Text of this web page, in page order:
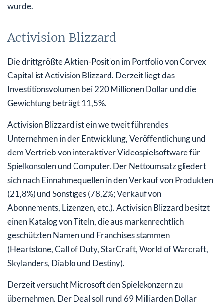
wurde.
Activision Blizzard
Die drittgrößte Aktien-Position im Portfolio von Corvex
Capital ist Activision Blizzard. Derzeit liegt das
Investitionsvolumen bei 220 Millionen Dollar und die
Gewichtung beträgt 11,5%.
Activision Blizzard ist ein weltweit führendes
Unternehmen in der Entwicklung, Veröffentlichung und
dem Vertrieb von interaktiver Videospielsoftware für
Spielkonsolen und Computer. Der Nettoumsatz gliedert
sich nach Einnahmequellen in den Verkauf von Produkten
(21,8%) und Sonstiges (78,2%; Verkauf von
Abonnements, Lizenzen, etc.). Activision Blizzard besitzt
einen Katalog von Titeln, die aus markenrechtlich
geschützten Namen und Franchises stammen
(Heartstone, Call of Duty, StarCraft, World of Warcraft,
Skylanders, Diablo und Destiny).
Derzeit versucht Microsoft den Spielekonzern zu
übernehmen. Der Deal soll rund 69 Milliarden Dollar